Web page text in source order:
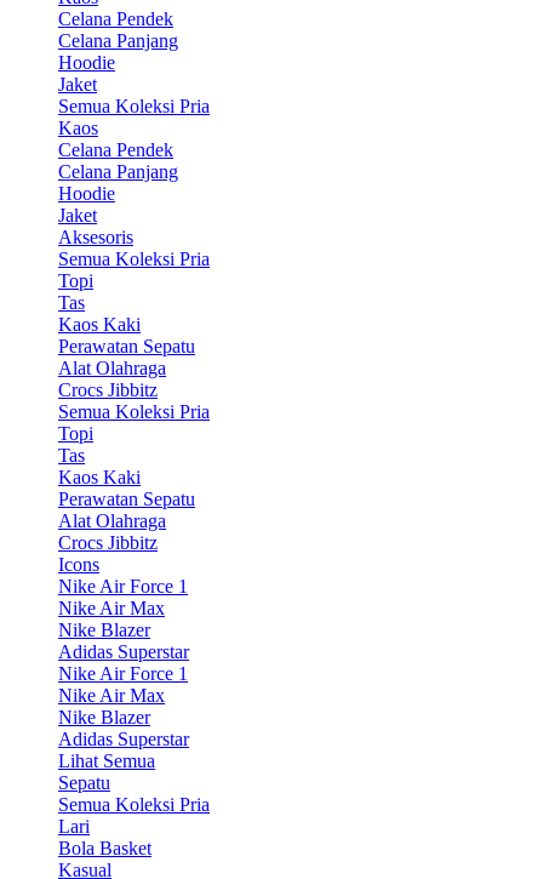
Celana Pendek
Celana Panjang
Hoodie
Jaket
Semua Koleksi Pria
Kaos
Celana Pendek
Celana Panjang
Hoodie
Jaket
Aksesoris
Semua Koleksi Pria
Topi
Tas
Kaos Kaki
Perawatan Sepatu
Alat Olahraga
Crocs Jibbitz
Semua Koleksi Pria
Topi
Tas
Kaos Kaki
Perawatan Sepatu
Alat Olahraga
Crocs Jibbitz
Icons
Nike Air Force 1
Nike Air Max
Nike Blazer
Adidas Superstar
Nike Air Force 1
Nike Air Max
Nike Blazer
Adidas Superstar
Lihat Semua
Sepatu
Semua Koleksi Pria
Lari
Bola Basket
Kasual